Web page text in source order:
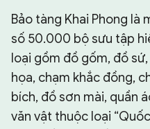
Bảo tàng Khai Phong là
số 50.000 bộ sưu tập
loại gồm đồ gốm, đồ
họa, chạm khắc đồng,
bích, đồ sơn mài, quần
văn vật thuộc loại